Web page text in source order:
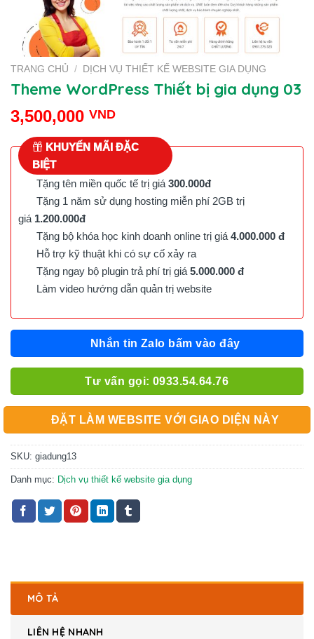
TRANG CHỦ / DỊCH VỤ THIẾT KẾ WEBSITE GIA DỤNG
Theme WordPress Thiết bị gia dụng 03
3,500,000 VND
KHUYẾN MÃI ĐẶC
BIỆT
Tặng tên miền quốc tế trị giá300.000đ
Tặng 1 năm sử dụng hosting miễn phí 2GB trị
giá 1.200.000đ
Tặng bộ khóa học kinh doanh online trị giá4.000.000 đ
Hỗ trợ kỹ thuật khi có sự cố xảy ra
Tặng ngay bộ plugin trả phí trị giá5.000.000 đ
Làm video hướng dẫn quản trị website
Nhắn tin Zalo bấm vào đây
Tư vấn gọi: 0933.54.64.76
ĐẶT LÀM WEBSITE VỚI GIAO DIỆN NÀY
SKU: giadung13
Danh mục: Dịch vụ thiết kế website gia dụng
MÔ TẢ
LIÊN HỆ NHANH